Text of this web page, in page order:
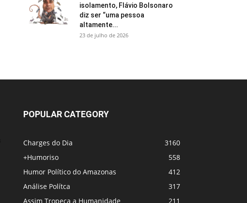
isolamento, Flávio Bolsonaro
diz ser “uma pessoa
altamente...
23 de julho de 2026
POPULAR CATEGORY
Charges do Dia
3160
+Humoriso
558
Humor Político do Amazonas
412
Análise Polítca
317
Assim Tropeça a Humanidade
211